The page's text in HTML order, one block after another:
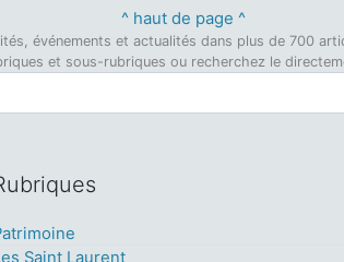
^ haut de page ^
événements et actualités dans plus de 700
et sous-rubriques ou recherchez le
Saint Laurent